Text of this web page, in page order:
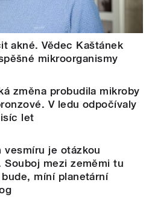
akné. Vědec Kaštánek
mikroorganismy
změna probudila mikroby
V ledu odpočívaly
let
vesmíru je otázkou
Souboj mezi zeměmi tu
míní planetární